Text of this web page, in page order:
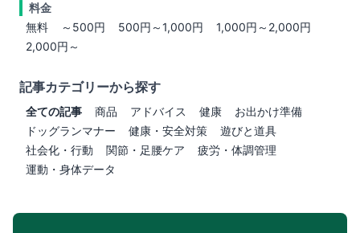
料金
無料
～500円 500円～1,000円
1,000円～2,000円
2,000円～
記事カテゴリーから探す
全ての記事 商品 アドバイス 健康
お出かけ準備
ドッグランマナー
健康・安全対策
遊びと道具
社会化・行動
関節・足腰ケア
疲労・体調管理
運動・身体データ